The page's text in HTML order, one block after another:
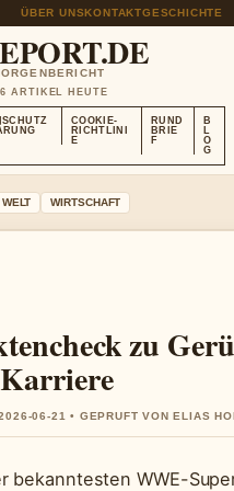
ÜBER UNSKONTAKTGESCHICHTE
ARTIKEL HEUTE
COOKIE-
RICHTLINI
E
RUND
BRIE
F
B
L
O
G
WELT WIRTSCHAFT
zu
06-21 • GEPRUFT VON ELIAS
bekanntesten WWE-